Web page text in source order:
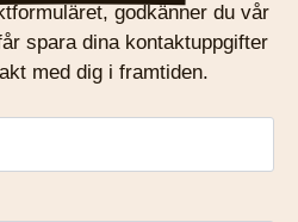
godkänner du vår
spara dina kontaktuppgifter
med dig i framtiden.